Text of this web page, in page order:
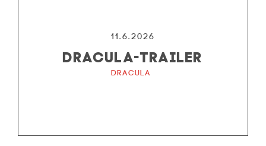
11.6.2026
DRACULA-TRAILER
Dracula